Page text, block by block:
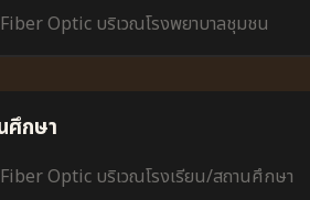
Optic บริเวณโรงพยาบาลชุมชน
ศึกษา
Optic บริเวณโรงเรียน/สถานศึกษา